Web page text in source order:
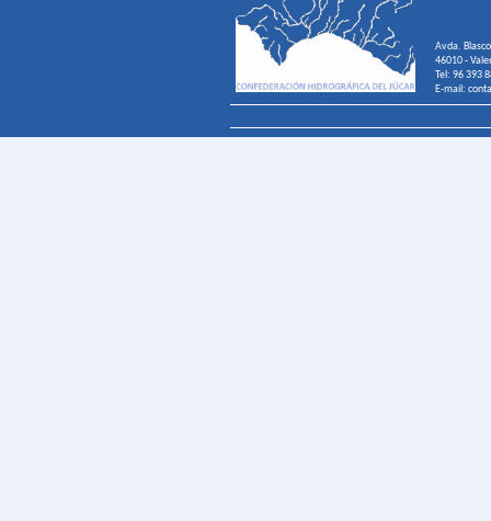
Avda.
46010 -
Tel: 96 393
E-mail: